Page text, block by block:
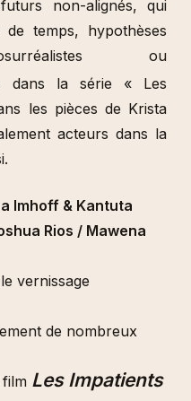
non-alignés, qui
temps, hypothèses
ou
dans la série « Les
les pièces de Krista
acteurs dans la
Imhoff & Kantuta
Rios / Mawena
vernissage
de nombreux
Les Impatients